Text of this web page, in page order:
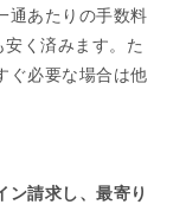
通あたりの手数料
く済みます。た
ぐ必要な場合は他
ン請求し、最寄り